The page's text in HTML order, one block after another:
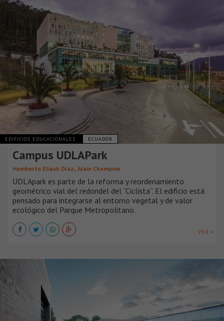
EDIFICIOS EDUCACIONALES ECUADOR
Campus UDLAPark
Humberto Eliash Díaz, Alain Champion
UDLApark es parte de la reforma y reordenamiento
geométrico vial del redondel del “Ciclista”. El edificio está
pensado para integrarse al entorno vegetal y de valor
ecológico del Parque Metropolitano.
VER +